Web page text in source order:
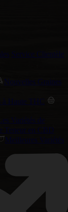
Service Clientèle
Nouvelles Graines
Haute THC
Variétés de
Teneur en CBD
Meilleures Variétés